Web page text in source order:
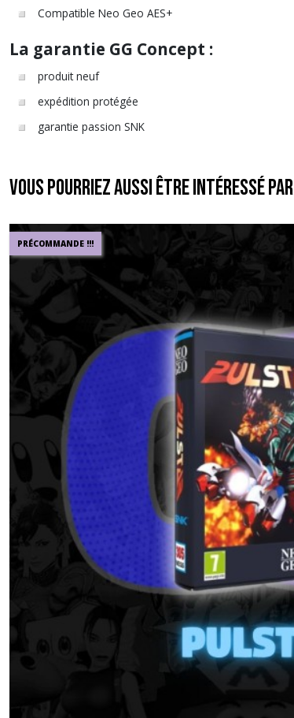
Compatible Neo Geo AES+
La garantie GG Concept :
produit neuf
expédition protégée
garantie passion SNK
Vous pourriez aussi être intéressé par
PRÉCOMMANDE !!!